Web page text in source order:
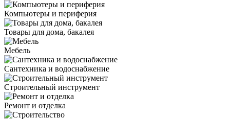
Компьютеры и периферия
Товары для дома, бакалея
Мебель
Сантехника и водоснабжение
Строительный инструмент
Ремонт и отделка